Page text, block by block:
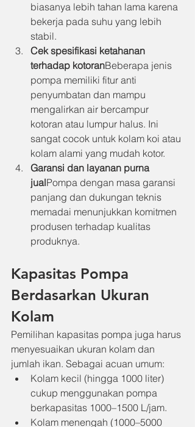
biasanya lebih tahan lama karena
bekerja pada suhu yang lebih
stabil.
Cek spesifikasi ketahanan
terhadap kotoranBeberapa jenis
pompa memiliki fitur anti
penyumbatan dan mampu
mengalirkan air bercampur
kotoran atau lumpur halus. Ini
sangat cocok untuk kolam koi atau
kolam alami yang mudah kotor.
Garansi dan layanan purna
jualPompa dengan masa garansi
panjang dan dukungan teknis
memadai menunjukkan komitmen
produsen terhadap kualitas
produknya.
Kapasitas Pompa
Berdasarkan Ukuran
Kolam
Pemilihan kapasitas pompa juga harus
menyesuaikan ukuran kolam dan
jumlah ikan. Sebagai acuan umum:
Kolam kecil (hingga 1000 liter)
cukup menggunakan pompa
berkapasitas 1000–1500 L/jam.
Kolam menengah (1000–5000